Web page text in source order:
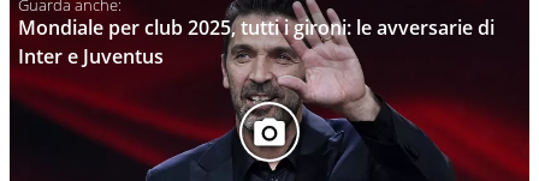
Mondiale per club 2025, tutti i gironi: le avversarie di
Inter e Juventus